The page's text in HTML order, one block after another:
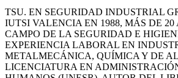
TSU. EN SEGURIDAD INDUSTRIAL
IUTSI VALENCIA EN 1988, MÁS DE 20
CAMPO DE LA SEGURIDAD E
EXPERIENCIA LABORAL EN
METALMECÁNICA, QUÍMICA Y DE
LICENCIATURA EN